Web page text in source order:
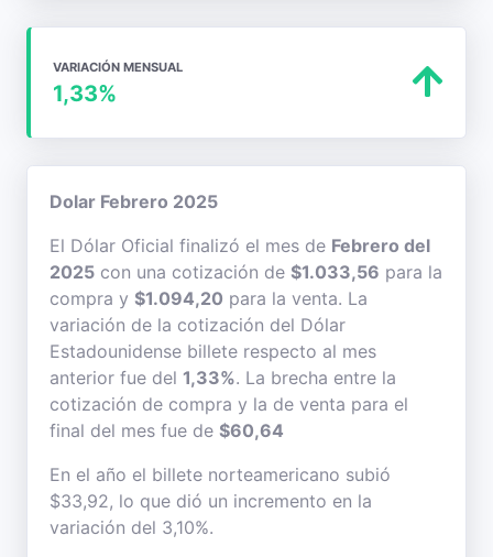
VARIACIÓN MENSUAL
1,33%
Dolar Febrero 2025
El Dólar Oficial finalizó el mes de Febrero del
2025 con una cotización de $1.033,56 para la
compra y $1.094,20 para la venta. La
variación de la cotización del Dólar
Estadounidense billete respecto al mes
anterior fue del 1,33%. La brecha entre la
cotización de compra y la de venta para el
final del mes fue de $60,64
En el año el billete norteamericano subió
$33,92, lo que dió un incremento en la
variación del 3,10%.